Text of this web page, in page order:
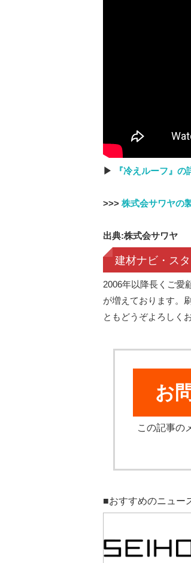
▶ 『冷えルーフ』
>>> 株式会サワヤの
出典:株式会サワヤ
建材ナビ・ス
2006年以降長くご愛
が増えております。
ともどうぞよろしく
お
この記事の
■おすすめのニュー